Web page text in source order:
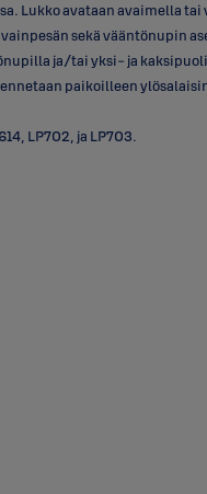
Lukko avataan avaimella
sekä vääntönupin
ja/tai yksi- ja
paikoilleen
LP702, ja LP703.